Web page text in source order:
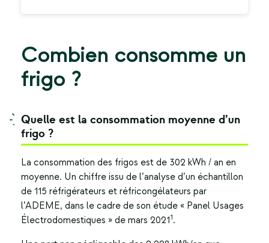
Combien consomme un
frigo ?
Quelle est la consommation moyenne d’un
frigo ?
La consommation des frigos est de 302 kWh / an en
moyenne. Un chiffre issu de l’analyse d’un échantillon
de 115 réfrigérateurs et réfricongélateurs par
l’ADEME, dans le cadre de son étude « Panel Usages
Électrodomestiques » de mars 20211.